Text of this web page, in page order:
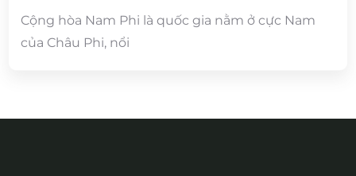
Cộng hòa Nam Phi là quốc gia nằm ở cực Nam
của Châu Phi, nổi